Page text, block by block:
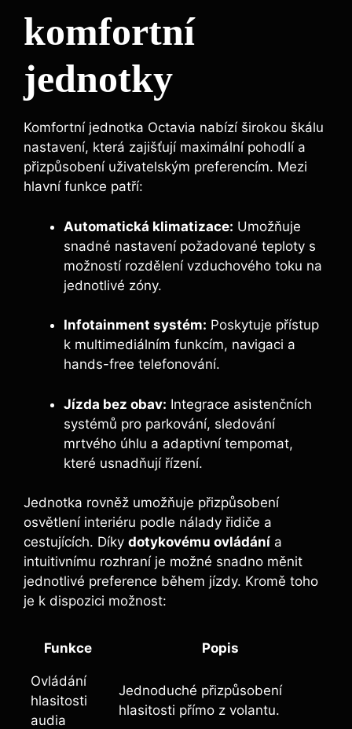
komfortní
jednotky
Komfortní jednotka Octavia nabízí širokou škálu
nastavení, která zajišťují maximální pohodlí a
přizpůsobení uživatelským preferencím. Mezi
hlavní funkce patří:
Automatická klimatizace: Umožňuje
snadné nastavení požadované teploty s
možností rozdělení vzduchového toku na
jednotlivé zóny.
Infotainment systém: Poskytuje přístup
k multimediálním funkcím, navigaci a
hands-free telefonování.
Jízda bez obav: Integrace asistenčních
systémů pro parkování, sledování
mrtvého úhlu a adaptivní tempomat,
které usnadňují řízení.
Jednotka rovněž umožňuje přizpůsobení
osvětlení interiéru podle nálady řidiče a
cestujících. Díky dotykovému ovládání a
intuitivnímu rozhraní je možné snadno měnit
jednotlivé preference během jízdy. Kromě toho
je k dispozici možnost:
Funkce Popis
Ovládání
hlasitosti
audia
Jednoduché přizpůsobení
hlasitosti přímo z volantu.